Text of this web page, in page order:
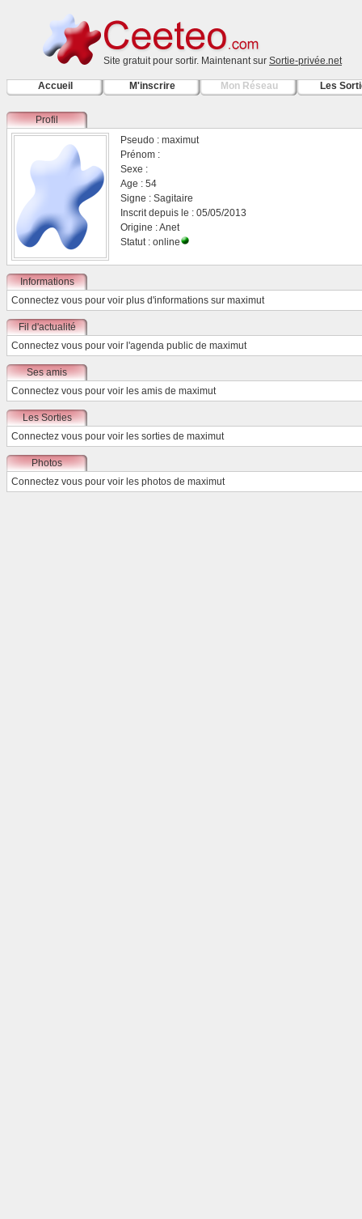
Site gratuit pour sortir. Maintenant sur Sortie-privée.net
Accueil M'inscrire Mon Réseau Les
Profil
Pseudo : maximut
Prénom :
Sexe :
Age : 54
Signe : Sagitaire
Inscrit depuis le : 05/05/2013
Origine : Anet
Statut : online
Informations
Connectez vous pour voir plus d'informations sur maximut
Fil d'actualité
Connectez vous pour voir l'agenda public de maximut
Ses amis
Connectez vous pour voir les amis de maximut
Les Sorties
Connectez vous pour voir les sorties de maximut
Photos
Connectez vous pour voir les photos de maximut